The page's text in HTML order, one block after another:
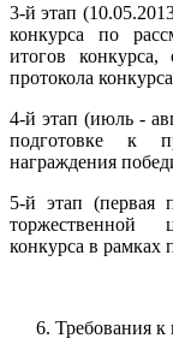
3-й этап
конкурса по
итогов конкурса,
протокола
4-й этап (июль -
подготовке к
награждения
5-й этап (первая
торжественной
конкурса в
6. Требования к